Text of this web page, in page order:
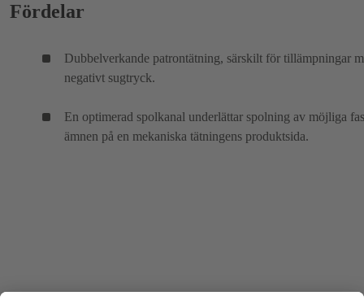
Fördelar
Dubbelverkande patrontätning, särskilt för tillämpningar
negativt sugtryck.
En optimerad spolkanal underlättar spolning av möjliga
ämnen på en mekaniska tätningens produktsida.